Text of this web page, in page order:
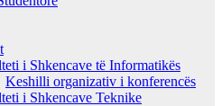
i Shkencave të Informatikës
Keshilli organizativ i konferencës
i Shkencave Teknike